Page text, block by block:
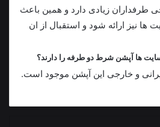
طرفداران زیادی دارد و همین باعث
ها نیز ارائه شود و استقبال از ان
سایت ها آپشن شرط دو طرفه را دارند؟
و خارجی این آپشن موجود است.